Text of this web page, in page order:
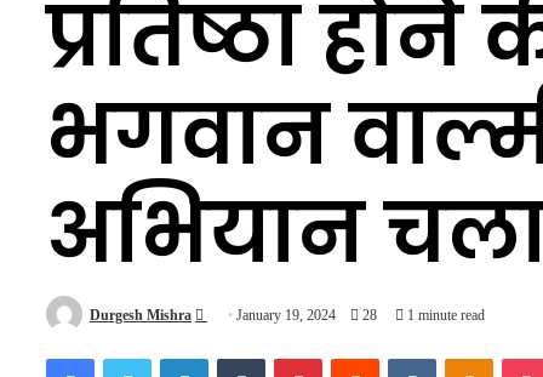
प्रतिष्ठा होने
भगवान
अभियान
Durgesh Mishra
Send January 19, 2024 28 1 minute read
FacebookTwitter LinkedInTumblr PinterestReddit VKontakte